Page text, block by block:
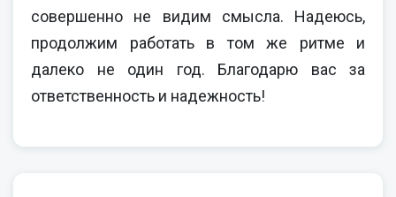
совершенно не видим смысла. Надеюсь,
продолжим работать в том же ритме и
далеко не один год. Благодарю вас за
ответственность и надежность!